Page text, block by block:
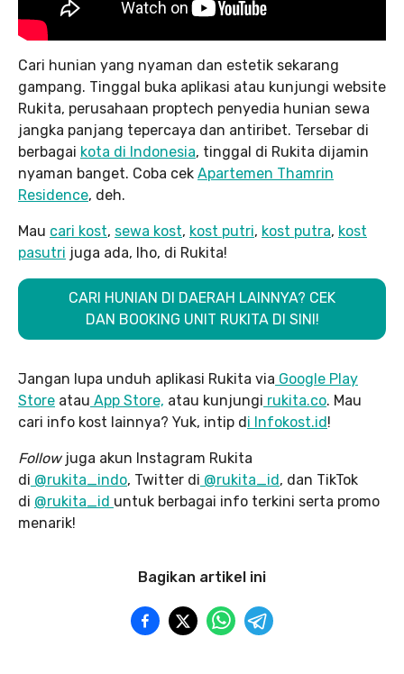
Cari hunian yang nyaman dan estetik sekarang
gampang. Tinggal buka aplikasi atau kunjungi website
Rukita, perusahaan proptech penyedia hunian sewa
jangka panjang tepercaya dan antiribet. Tersebar di
berbagai kota di Indonesia, tinggal di Rukita dijamin
nyaman banget. Coba cek Apartemen Thamrin
Residence, deh.
Mau cari kost, sewa kost, kost putri, kost putra, kost
pasutri juga ada, lho, di Rukita!
CARI HUNIAN DI DAERAH LAINNYA? CEK
DAN BOOKING UNIT RUKITA DI SINI!
Jangan lupa unduh aplikasi Rukita via Google Play
Store atau App Store, atau kunjungi rukita.co. Mau
cari info kost lainnya? Yuk, intip d i Infokost.id !
Follow juga akun Instagram Rukita
di @rukita_indo, Twitter di @rukita_id , dan TikTok
di @rukita_id untuk berbagai info terkini serta promo
menarik!
Bagikan artikel ini